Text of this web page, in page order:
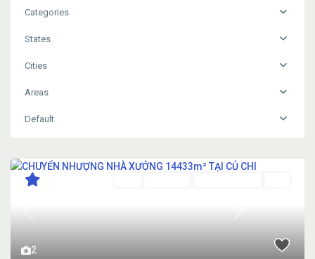
Categories
States
Cities
Areas
Default
2
Previous Next